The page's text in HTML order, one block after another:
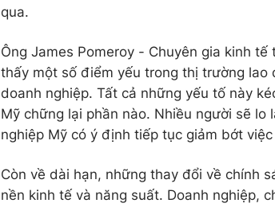
qua.
Ông James Pomeroy - Chuyên gia kinh
thấy một số điểm yếu trong thị trường
doanh nghiệp. Tất cả những yếu tố này
Mỹ chững lại phần nào. Nhiều người sẽ
nghiệp Mỹ có ý định tiếp tục giảm bớt
Còn về dài hạn, những thay đổi về chính
nền kinh tế và năng suất. Doanh nghiệp,